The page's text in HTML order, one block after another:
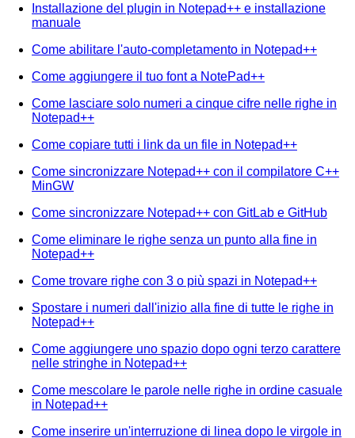
Installazione del plugin in Notepad++ e installazione
manuale
Come abilitare l'auto-completamento in Notepad++
Come aggiungere il tuo font a NotePad++
Come lasciare solo numeri a cinque cifre nelle righe in
Notepad++
Come copiare tutti i link da un file in Notepad++
Come sincronizzare Notepad++ con il compilatore C++
MinGW
Come sincronizzare Notepad++ con GitLab e GitHub
Come eliminare le righe senza un punto alla fine in
Notepad++
Come trovare righe con 3 o più spazi in Notepad++
Spostare i numeri dall'inizio alla fine di tutte le righe in
Notepad++
Come aggiungere uno spazio dopo ogni terzo carattere
nelle stringhe in Notepad++
Come mescolare le parole nelle righe in ordine casuale
in Notepad++
Come inserire un'interruzione di linea dopo le virgole in